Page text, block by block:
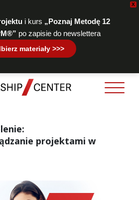
X
i kurs „Poznaj Metodę 12
po zapisie do newslettera
materiały >>>
projektami w